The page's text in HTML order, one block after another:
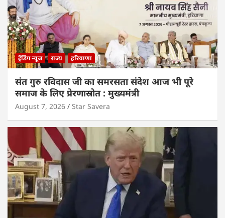
ट्रेंडिंग न्यूज राज्य हरियाणा
संत गुरु रविदास जी का समरसता संदेश आज भी पूरे
समाज के लिए प्रेरणास्रोत : मुख्यमंत्री
August 7, 2026 Star Savera